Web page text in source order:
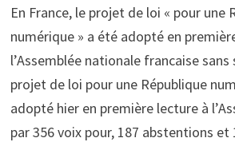
En France, le projet de loi « pour une
numérique » a été adopté en
l’Assemblée nationale francaise
projet de loi pour une République
adopté hier en première lecture à
par 356 voix pour, 187 abstentions et